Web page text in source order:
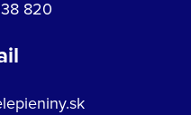
820